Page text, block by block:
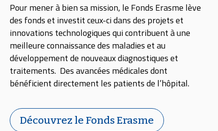
Pour mener à bien sa mission, le Fonds Erasme lève
des fonds et investit ceux-ci dans des projets et
innovations technologiques qui contribuent à une
meilleure connaissance des maladies et au
développement de nouveaux diagnostiques et
traitements. Des avancées médicales dont
bénéficient directement les patients de l’hôpital.
Découvrez le Fonds Erasme